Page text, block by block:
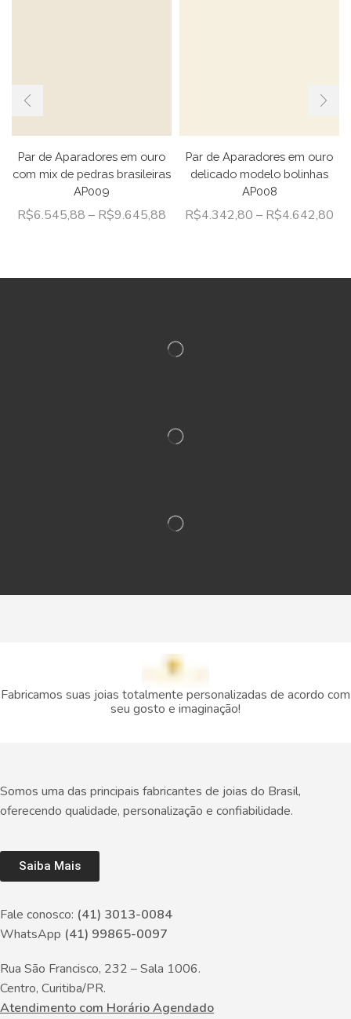
Par de Aparadores em ouro
com mix de pedras brasileiras
AP009
R$6.545,88 – R$9.645,88
Par de Aparadores em ouro
delicado modelo bolinhas
AP008
R$4.342,80 – R$4.642,80
Fabricamos suas joias totalmente personalizadas de acordo com
seu gosto e imaginação!
Somos uma das principais fabricantes de joias do Brasil,
oferecendo qualidade, personalização e confiabilidade.
Saiba Mais
Fale conosco: (41) 3013-0084
WhatsApp (41) 99865-0097
Rua São Francisco, 232 – Sala 1006.
Centro, Curitiba/PR.
Atendimento com Horário Agendado